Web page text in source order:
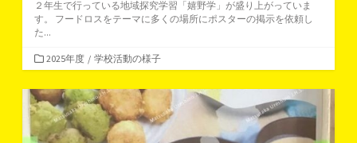
２年生で行っている地域探究学習「嬉野学」が盛り上がっていま
す。 フードロスをテーマに多くの場所にポスターの掲示を依頼し
た...
カ
テ
ゴ
リ
ー
2025年度 / 学校活動の様子